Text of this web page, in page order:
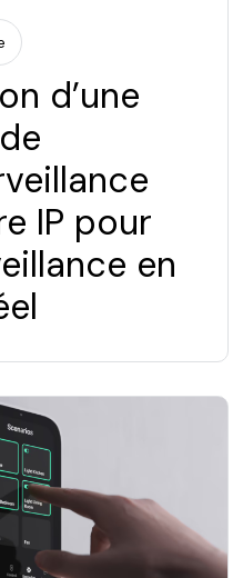
d’une
IP pour
en